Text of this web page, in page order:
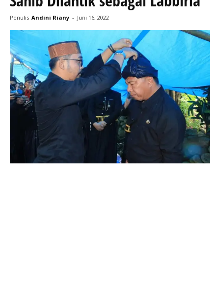
Penulis Andini Riany - Juni 16, 2022